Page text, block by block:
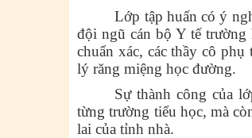
Lớp tập huấn có ý
đội ngũ cán bộ Y tế trường
chuẩn xác, các thầy cô
lý răng miệng học đường.
Sự thành công của
từng trường tiểu học, mà
lai của tỉnh nhà.